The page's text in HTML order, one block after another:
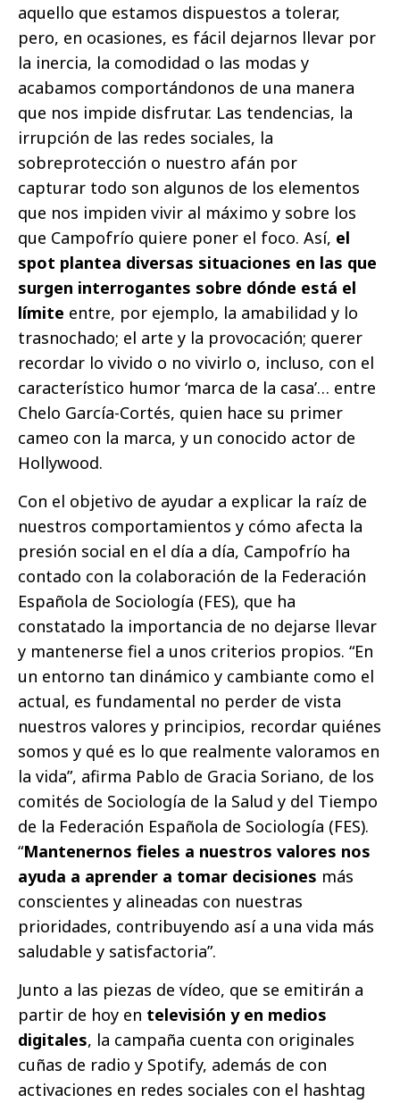
aquello que estamos dispuestos a tolerar,
pero, en ocasiones, es fácil dejarnos llevar por
la inercia, la comodidad o las modas y
acabamos comportándonos de una manera
que nos impide disfrutar. Las tendencias, la
irrupción de las redes sociales, la
sobreprotección o nuestro afán por
capturar todo son algunos de los elementos
que nos impiden vivir al máximo y sobre los
que Campofrío quiere poner el foco. Así, el
spot plantea diversas situaciones en las que
surgen interrogantes sobre dónde está el
límite entre, por ejemplo, la amabilidad y lo
trasnochado; el arte y la provocación; querer
recordar lo vivido o no vivirlo o, incluso, con el
característico humor ‘marca de la casa’… entre
Chelo García-Cortés, quien hace su primer
cameo con la marca, y un conocido actor de
Hollywood.
Con el objetivo de ayudar a explicar la raíz de
nuestros comportamientos y cómo afecta la
presión social en el día a día, Campofrío ha
contado con la colaboración de la Federación
Española de Sociología (FES), que ha
constatado la importancia de no dejarse llevar
y mantenerse fiel a unos criterios propios. “En
un entorno tan dinámico y cambiante como el
actual, es fundamental no perder de vista
nuestros valores y principios, recordar quiénes
somos y qué es lo que realmente valoramos en
la vida”, afirma Pablo de Gracia Soriano, de los
comités de Sociología de la Salud y del Tiempo
de la Federación Española de Sociología (FES).
“Mantenernos fieles a nuestros valores nos
ayuda a aprender a tomar decisiones más
conscientes y alineadas con nuestras
prioridades, contribuyendo así a una vida más
saludable y satisfactoria”.
Junto a las piezas de vídeo, que se emitirán a
partir de hoy en televisión y en medios
digitales, la campaña cuenta con originales
cuñas de radio y Spotify, además de con
activaciones en redes sociales con el hashtag